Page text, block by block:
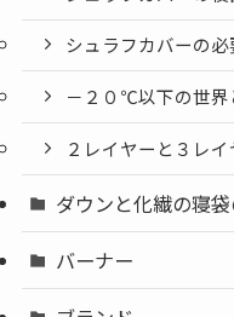
シュラフカバーの
－２０℃以下の世界
２レイヤーと３レイ
ダウンと化繊の寝
バーナー